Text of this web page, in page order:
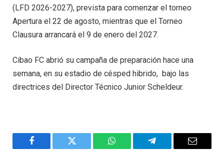
(LFD 2026-2027), prevista para comenzar el torneo
Apertura el 22 de agosto, mientras que el Torneo
Clausura arrancará el 9 de enero del 2027.
Cibao FC abrió su campaña de preparación hace una
semana, en su estadio de césped hibrido, bajo las
directrices del Director Técnico Junior Scheldeur.
Facebook Twitter WhatsAppTelegram Email